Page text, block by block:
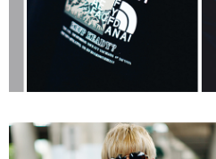
５．嚴禁一人註冊多個帳號或使用他人
恩沛科技股份有限公司將有權停止該用